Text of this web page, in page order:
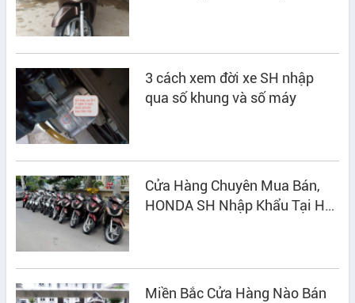
3 cách xem đời xe SH nhập
qua số khung và số máy
Cửa Hàng Chuyên Mua Bán,
HONDA SH Nhập Khẩu Tại Hà
Miền Bắc Cửa Hàng Nào Bán